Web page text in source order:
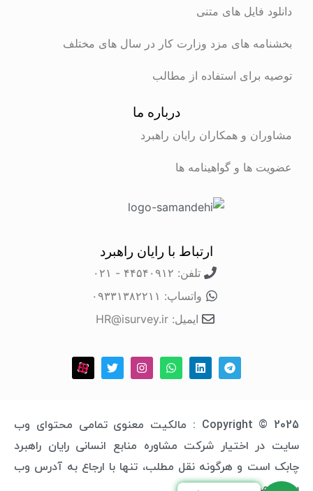
دانلود فایل های متنی
بخشنامه های مزد وزارت کار در سال های مختلف
توصیه برای استفاده از مطالب
درباره ما
مشاوران و همکاران رایان راهبرد
عضویت ها و گواهینامه ها
ارتباط با رایان راهبرد
تلفن: ۴۴۵۴۰۹۱۲ - ۰۲۱
واتساپ: ۰۹۳۳۱۳۸۲۲۱۱
ایمیل: HR@isurvey.ir
Copyright © 2025 : مالکیت معنوی تمامی محتوای وب
سایت در اختیار شرکت مشاوره منابع انسانی رایان راهبرد
چابک است و هرگونه نقل مطلب، تنها با ارجاع به آدرس وب